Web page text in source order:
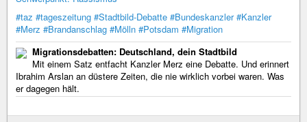
#taz #tageszeitung #Stadtbild-Debatte #Bundeskanzler #Kanzler
#Merz #Brandanschlag #Mölln #Potsdam #Migration
Migrationsdebatten: Deutschland, dein Stadtbild
Mit einem Satz entfacht Kanzler Merz eine Debatte. Und erinnert
Ibrahim Arslan an düstere Zeiten, die nie wirklich vorbei waren. Was
er dagegen hält.